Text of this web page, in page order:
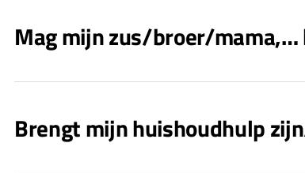
Mag mijn zus/broer/mama,…
Brengt mijn huishoudhulp